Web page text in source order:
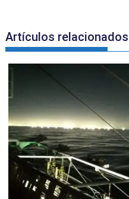
Artículos relacionados